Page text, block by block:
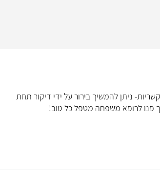
ניתן להמשיך בירור על ידי דיקור תחת